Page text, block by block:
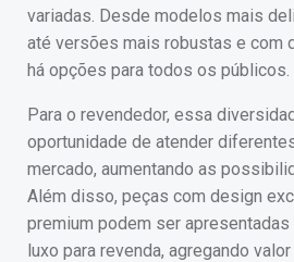
variadas. Desde modelos mais
até versões mais robustas e com
há opções para todos os públicos.
Para o revendedor, essa
oportunidade de atender
mercado, aumentando as
Além disso, peças com design
premium podem ser
luxo para revenda, agregando